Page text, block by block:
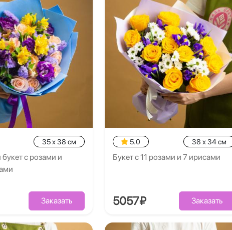
35 x 38 см
с розами и
Заказать
5.0 38 x 34 см
Букет с 11 розами и 7 ирисами
5057₽ Заказать